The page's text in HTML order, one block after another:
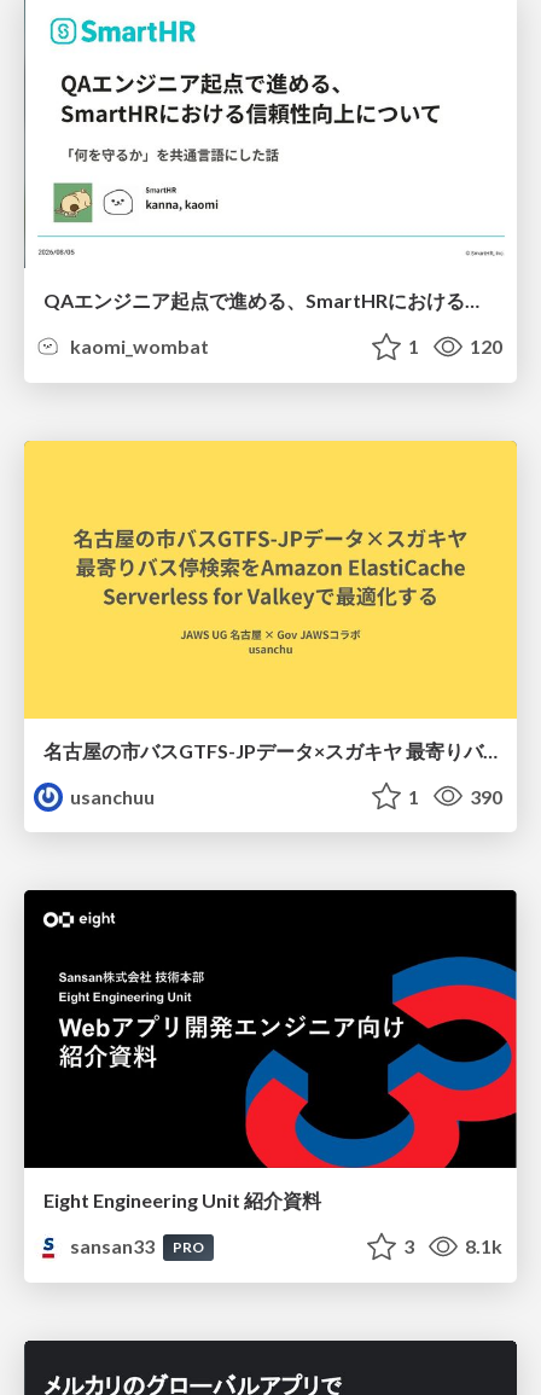
QAエンジニア起点で進める、SmartHRにおける信頼性向上について
kaomi_wombat
1 120
名古屋の市バスGTFS-JPデータ×スガキヤ 最寄りバス停検索をAmazon ElastiCache Serverless for Valkeyで最適化する
usanchuu
1 390
Eight Engineering Unit 紹介資料
sansan33
PRO 3 8.1k